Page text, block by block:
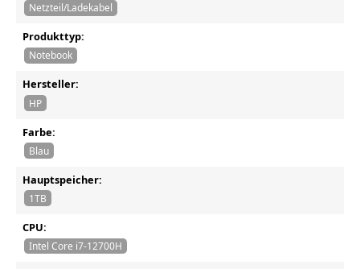
Netzteil/Ladekabel
Produkttyp:
Notebook
Hersteller:
HP
Farbe:
Blau
Hauptspeicher:
1TB
CPU:
Intel Core i7-12700H